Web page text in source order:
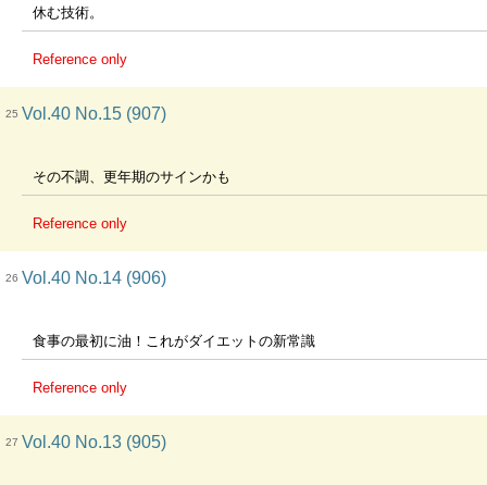
休む技術。
Reference only
25 Vol.40 No.15 (907)
その不調、更年期のサインかも
Reference only
26 Vol.40 No.14 (906)
食事の最初に油！これがダイエットの新常識
Reference only
27 Vol.40 No.13 (905)